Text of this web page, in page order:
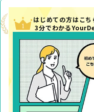
はじめての方はこち
3分でわかる